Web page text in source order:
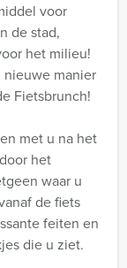
voor
de stad,
het milieu!
nieuwe manier
Fietsbrunch!
met u na het
het
waar u
de fiets
feiten en
die u ziet.